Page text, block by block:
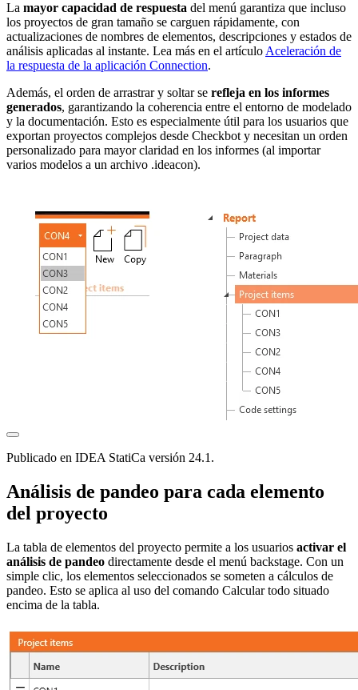
La mayor capacidad de respuesta del menú garantiza que incluso
los proyectos de gran tamaño se carguen rápidamente, con
actualizaciones de nombres de elementos, descripciones y estados de
análisis aplicadas al instante. Lea más en el artículo Aceleración de
la respuesta de la aplicación Connection.
Además, el orden de arrastrar y soltar se refleja en los informes
generados, garantizando la coherencia entre el entorno de modelado
y la documentación. Esto es especialmente útil para los usuarios que
exportan proyectos complejos desde Checkbot y necesitan un orden
personalizado para mayor claridad en los informes (al importar
varios modelos a un archivo .ideacon).
Publicado en IDEA StatiCa versión 24.1.
Análisis de pandeo para cada elemento
del proyecto
La tabla de elementos del proyecto permite a los usuarios activar el
análisis de pandeo directamente desde el menú backstage. Con un
simple clic, los elementos seleccionados se someten a cálculos de
pandeo. Esto se aplica al uso del comando Calcular todo situado
encima de la tabla.